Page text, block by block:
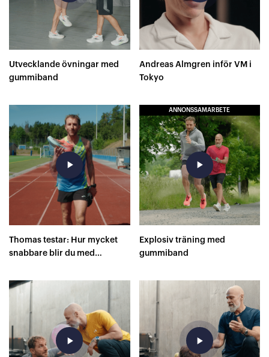
Utvecklande övningar med
gummiband
Andreas Almgren inför VM i
Tokyo
play_arrow
Thomas testar: Hur mycket
snabbare blir du med
ANNONSSAMARBETE
play_arrow
Explosiv träning med
gummiband
play_arrow play_arrow